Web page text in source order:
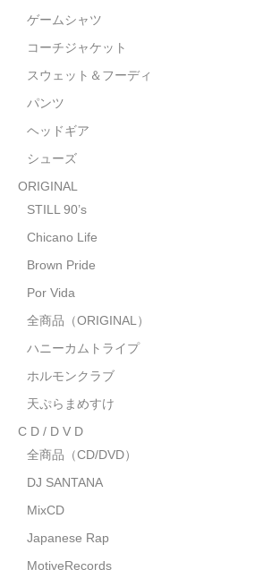
全商品（ORIGINAL）
ハニーカムトライプ
天ぷらまめすけ
C D / D V D
全商品（CD/DVD）
DJ SANTANA
Japanese Rap
MotiveRecords
グ ッ ズ
タオル・リストバンド
トートバッグ
ゲームシャツ
コーチジャケット
スウェット＆フーディ
パンツ
ヘッドギア
シューズ
ORIGINAL
STILL 90’s
Chicano Life
Brown Pride
Por Vida
全商品（ORIGINAL）
ハニーカムトライプ
ホルモンクラブ
天ぷらまめすけ
C D / D V D
全商品（CD/DVD）
DJ SANTANA
MixCD
Japanese Rap
MotiveRecords